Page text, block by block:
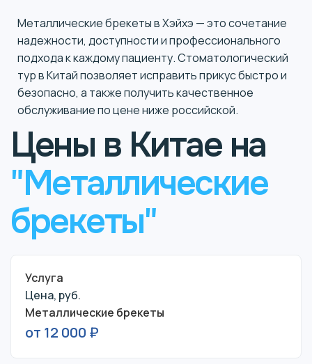
Металлические брекеты в Хэйхэ — это сочетание
надежности, доступности и профессионального
подхода к каждому пациенту. Стоматологический
тур в Китай позволяет исправить прикус быстро и
безопасно, а также получить качественное
обслуживание по цене ниже российской.
Цены в Китае на
"Металлические
брекеты"
Услуга
Цена, руб.
Металлические брекеты
от 12 000 ₽